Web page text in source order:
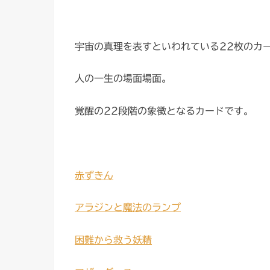
宇宙の真理を表すといわれている22枚のカ
人の一生の場面場面。
覚醒の22段階の象徴となるカードです。
赤ずきん
アラジンと魔法のランプ
困難から救う妖精